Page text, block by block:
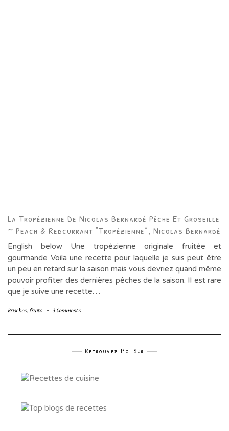
La Tropézienne De Nicolas Bernardé Pêche Et Groseille
~ Peach & Redcurrant “Tropézienne”, Nicolas Bernardé
English below Une tropézienne originale fruitée et
gourmande Voila une recette pour laquelle je suis peut être
un peu en retard sur la saison mais vous devriez quand même
pouvoir profiter des dernières pêches de la saison. Il est rare
que je suive une recette…
Brioches, fruits - 3 Comments
Retrouvez Moi Sur